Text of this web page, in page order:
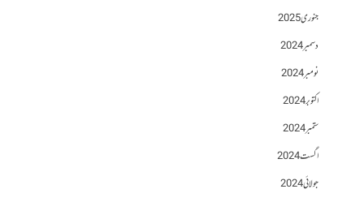
جنوری 2025
دسمبر 2024
نومبر 2024
اکتوبر 2024
ستمبر 2024
اگست 2024
جولائی 2024